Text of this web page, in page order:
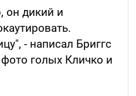
он дикий и
- написал Бриггс
голых Кличко и